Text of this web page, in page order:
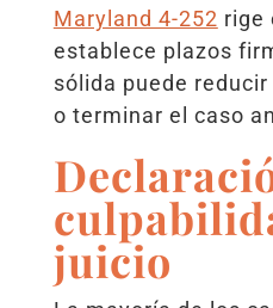
Maryland 4-252 rige
establece plazos
sólida puede
o terminar el caso
juicio